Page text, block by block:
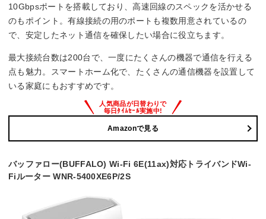
10Gbpsポートを搭載しており、高速回線のスペックを活かせる
のもポイント。有線接続の用のポートも複数用意されているの
で、安定したネット通信を確保したい場合に役立ちます。
最大接続台数は200台で、一度にたくさんの機器で通信を行える
点も魅力。スマートホーム化で、たくさんの通信機器を設置して
いる家庭にもおすすめです。
Amazonで見る
バッファロー(BUFFALO) Wi-Fi 6E(11ax)対応トライバンドWi-
Fiルーター WNR-5400XE6P/2S